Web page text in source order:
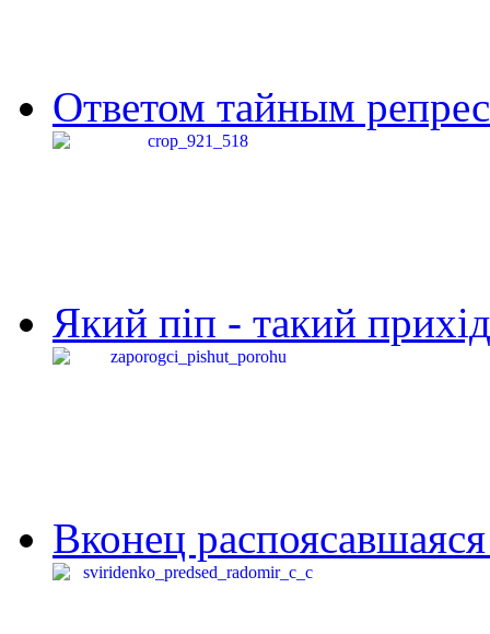
Ответом тайным
Який піп - такий
Вконец